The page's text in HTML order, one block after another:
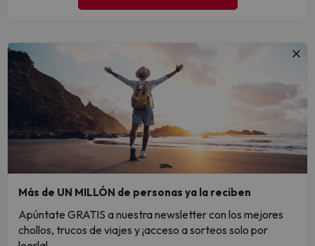
Más de UN MILLÓN de personas ya la reciben
Apúntate GRATIS a nuestra newsletter con los mejores
chollos, trucos de viajes y ¡acceso a sorteos solo por